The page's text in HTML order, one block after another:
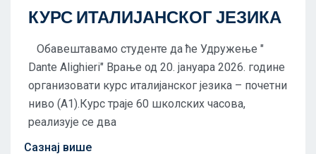
КУРС ИТАЛИЈАНСКОГ ЈЕЗИКА
Обавештавамо студенте да ће Удружење "
Dante Alighieri" Врање од 20. јануара 2026. године
организовати курс италијанског језика – почетни
ниво (А1).Курс траје 60 школских часова,
реализује се два